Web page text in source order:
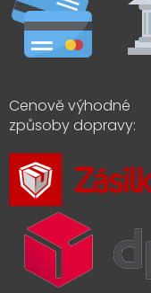
Cenově výhodné
způsoby dopravy: